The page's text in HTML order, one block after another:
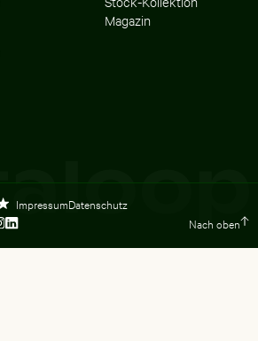
Magazin
ImpressumDatenschutz
Nach oben